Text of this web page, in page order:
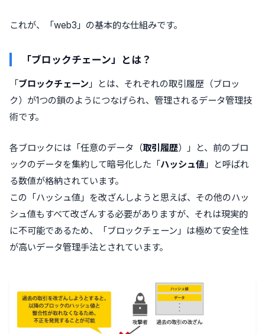
これが、「web3」の基本的な仕組みです。
「ブロックチェーン」とは？
「ブロックチェーン 」とは、 それぞれの取引履歴（ブロッ
ク）が1つの鎖のようにつなげられ、管理されるデータ管理技
術です。
各ブロックには「任意のデータ（取引履歴）」と、前のブロ
ックのデータを集約して暗号化した「ハッシュ値 」と呼ばれ
る数値が格納されています。
この「ハッシュ値」を改ざんしようと思えば、その他のハッ
シュ値もすべて改ざんする必要がありますが、それは現実的
に不可能であるため、
「ブロックチェーン」は極めて安全性
が高いデータ管理手法とされています。